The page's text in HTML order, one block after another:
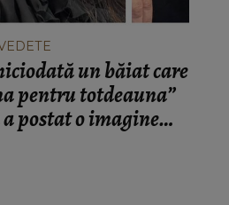
un băiat care
pentru totdeauna”
postat o imagine